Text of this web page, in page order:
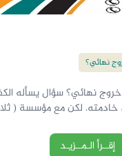
نهائي؟
نهائي؟ سؤال يسأله
لكن مع مؤسسة (
إقــرأ الـمــزيـد